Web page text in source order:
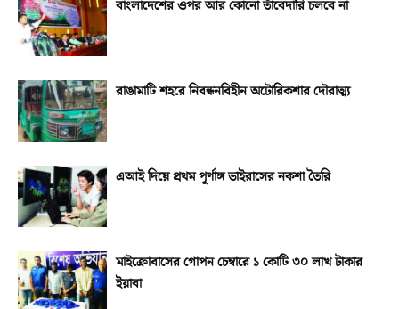
বাংলাদেশের ওপর আর কোনো তাঁবেদারি চলবে না
রাঙামাটি শহরে নিবন্ধনবিহীন অটোরিকশার দৌরাত্ম্য
এআই দিয়ে প্রথম পূর্ণাঙ্গ ভাইরাসের নকশা তৈরি
মাইক্রোবাসের গোপন চেম্বারে ১ কোটি ৩০ লাখ টাকার
ইয়াবা